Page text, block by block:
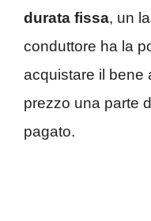
durata fissa, un
conduttore ha la
acquistare il bene
prezzo una parte
pagato.